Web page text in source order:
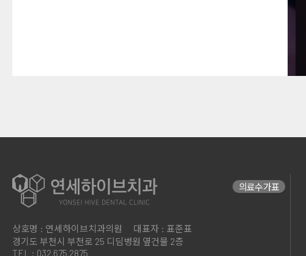
상호명 : 연세하이브치과의원
대표자 : 표준표
경기도 부천시 부천로 25 디딤병원 옆건물 2층
TEL : 032.675.2875
의료수가표